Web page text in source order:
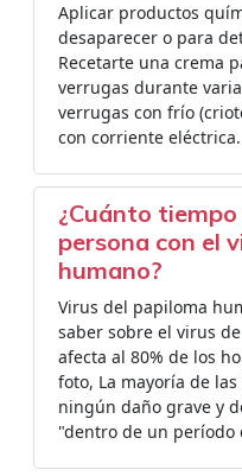
Aplicar productos
desaparecer o para
Recetarte una crema
verrugas durante
verrugas con frío
con corriente eléctrica.
¿Cuánto
persona con el
humano?
Virus del papiloma
saber sobre el virus
afecta al 80% de los
foto, La mayoría de
ningún daño grave y
"dentro de un período